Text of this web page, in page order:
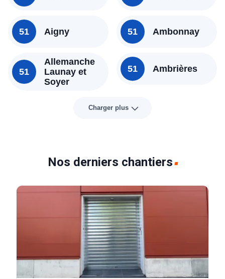
51 Aigny
51
Allemanche
Launay et
Soyer
51 Ambonnay
51 Ambrières
Charger plus
Nos derniers chantiers